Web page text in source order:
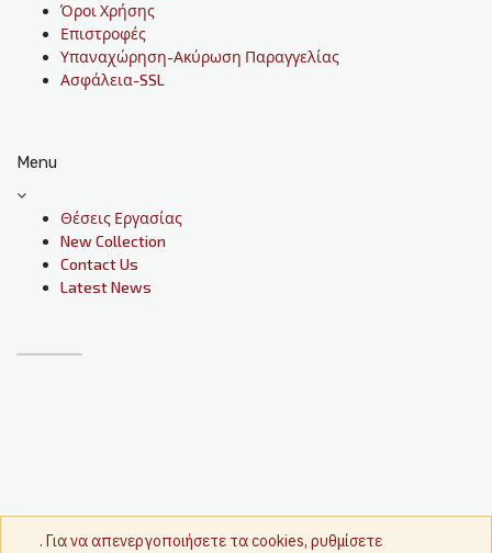
Όροι Χρήσης
Επιστροφές
Υπαναχώρηση-Ακύρωση Παραγγελίας
Ασφάλεια-SSL
Menu
Θέσεις Εργασίας
New Collection
Contact Us
Latest News
. Για να απενεργοποιήσετε τα cookies, ρυθμίσετε